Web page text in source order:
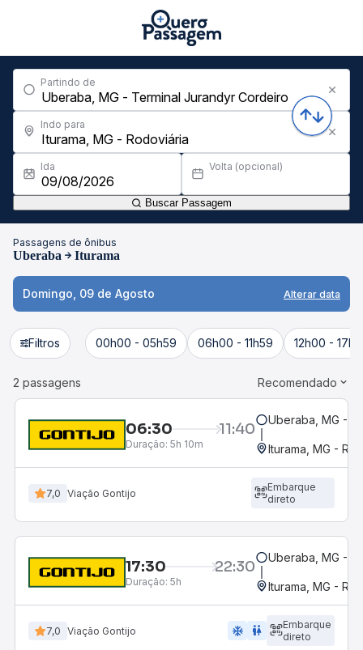
Partindo de
Indo para
Ida Volta (opcional)
Buscar Passagem
Passagens de ônibus
Uberaba Iturama
Domingo, 09 de Agosto Alterar data
Filtros 00h00 - 05h59 06h00 - 11h59 12h00 -
2 passagens Recomendado
06:30 11:40
Duração: 5h 10m
Uberaba, MG -
Iturama, MG -
7,0 Viação Gontijo
Embarque
direto
17:30 22:30
Duração: 5h
Uberaba, MG -
Iturama, MG -
7,0 Viação Gontijo ac_unit wc
Embarque
direto